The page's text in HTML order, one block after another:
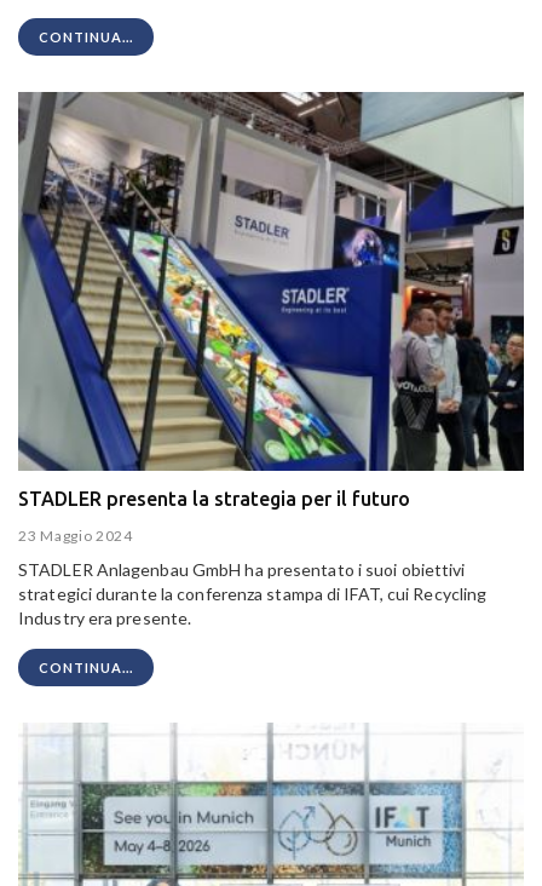
CONTINUA...
STADLER presenta la strategia per il futuro
23 Maggio 2024
STADLER Anlagenbau GmbH ha presentato i suoi obiettivi
strategici durante la conferenza stampa di IFAT, cui Recycling
Industry era presente.
CONTINUA...